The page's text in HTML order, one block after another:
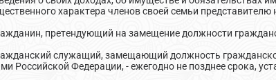
характера членов своей семьи
претендующий на замещение должности
служащий, замещающий должность
Российской Федерации, - ежегодно не позднее срока,